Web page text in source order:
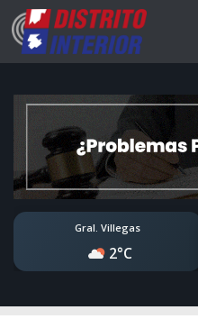
Gral. Villegas
2°C